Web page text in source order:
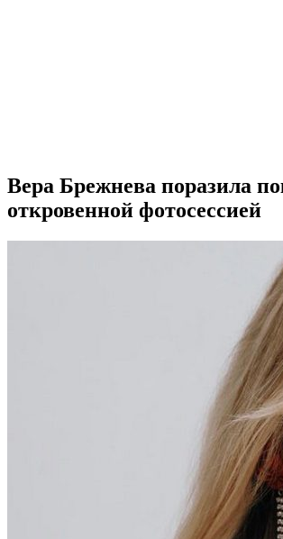
Вера Брежнева поразила
откровенной фотосессией